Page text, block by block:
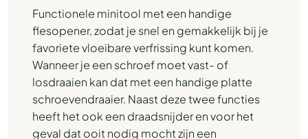
Functionele minitool met een handige
flesopener, zodat je snel en gemakkelijk bij je
favoriete vloeibare verfrissing kunt komen.
Wanneer je een schroef moet vast- of
losdraaien kan dat met een handige platte
schroevendraaier. Naast deze twee functies
heeft het ook een draadsnijder en voor het
geval dat ooit nodig mocht zijn een